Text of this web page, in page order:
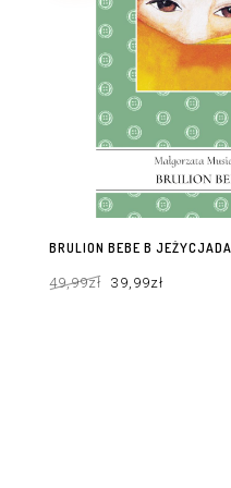
BRULION BEBE B
49,99zł cena
wynosiła:
39,99złcena